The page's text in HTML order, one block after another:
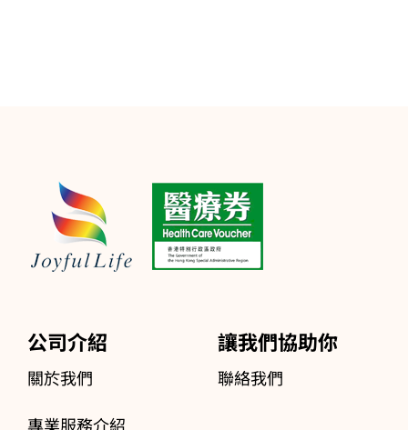
公司介紹
關於我們
專業服務介紹
讓我們協助你
聯絡我們